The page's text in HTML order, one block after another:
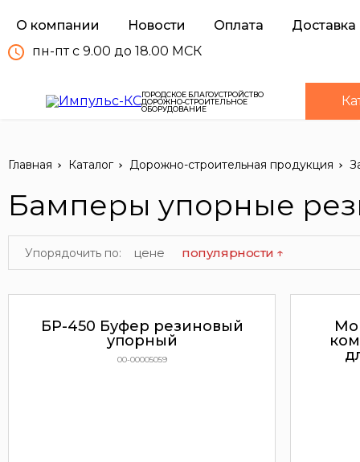
О компании Новости Оплата
Доставка
пн-пт с 9.00 до 18.00 МСК
ГОРОДСКОЕ БЛАГОУСТРОЙСТВО
ДОРОЖНО-СТРОИТЕЛЬНОЕ
ОБОРУДОВАНИЕ
Главная Каталог Дорожно-строительная продукция
Бамперы упорные
Упорядочить по: цене популярности ↑
БР-450 Буфер резиновый
упорный
00-00005059